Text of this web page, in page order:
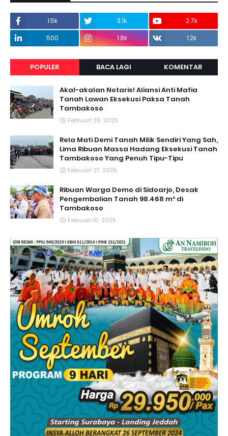
1.5k 3.1k
2.7k
500
1.8k 1.2k
POPULER BACA LAGI KOMENTAR
Akal-akalan Notaris! Aliansi Anti Mafia
Tanah Lawan Eksekusi Paksa Tanah
Tambakoso
Februari 26, 2025
Rela Mati Demi Tanah Milik Sendiri Yang Sah,
Lima Ribuan Massa Hadang Eksekusi Tanah
Tambakoso Yang Penuh Tipu-Tipu
Februari 27, 2025
Ribuan Warga Demo di Sidoarjo, Desak
Pengembalian Tanah 98.468 m² di
Tambakoso
Februari 10, 2025